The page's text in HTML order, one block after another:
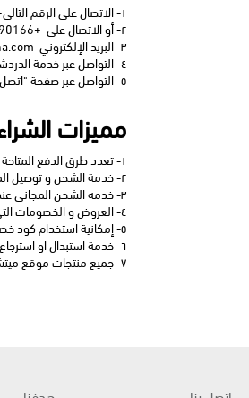
١- الاتصال على الرقم التالى
٢- أو الاتصال على
+201102990166
٣- البريد الإلكتروني
٤- التواصل عبر خدمة الدردشة.
٥- التواصل عبر صفحة "اتصل بنا" المتوفرة على الموقع.
مميزات
١- تعدد طرق الدفع المتاحة على الموقع حتى يتمكن العميل من استخدام الطريقة الأنسب له عند إتمام عملية الشراء من الموقع.
٢- خدمة الشحن و توصيل المنتجات حتي باب المنزل او حسب العنوان المحدد عند إتمام عملية الشراء.
٣- خدمه الشحن المجاني عند الشراء بقيمة أكثر من ٦٩٩ من الموقع.
٤- العروض و الخصومات التي يقدمها الموقع على جميع المنتجات المتاحة على الموقع.
٥- إمكانية استخدام كود خصم ميتشا و كوبون خصم ميتشا المقدم من موقع طقس العرب الفعالة بنسبة 100% على جميع منتجات الموقع.
٦- خدمة استبدال او استرجاع المنتجات و التي بشروط معينة وذلك وفقا لسياسة استبدال او استرجاع المنتجات المقدمة من الموقع.
٧- جميع منتجات موقع ميتشا اصلية وطبيعية 100%.